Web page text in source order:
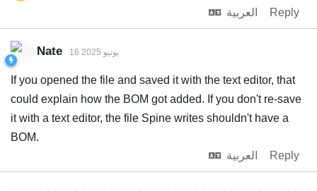
العربية Reply
Nate 16 يونيو 2025
If you opened the file and saved it with the text editor, that
could explain how the BOM got added. If you don't re-save
it with a text editor, the file Spine writes shouldn't have a
BOM.
العربية
Reply